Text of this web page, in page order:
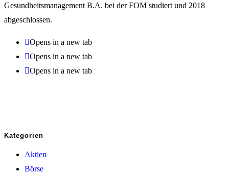
Gesundheitsmanagement B.A. bei der FOM studiert und 2018
abgeschlossen.
Opens in a new tab
Opens in a new tab
Opens in a new tab
Kategorien
Aktien
Börse